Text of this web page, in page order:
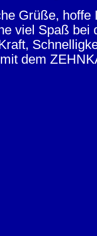
Grüße,
viel Spaß
dem